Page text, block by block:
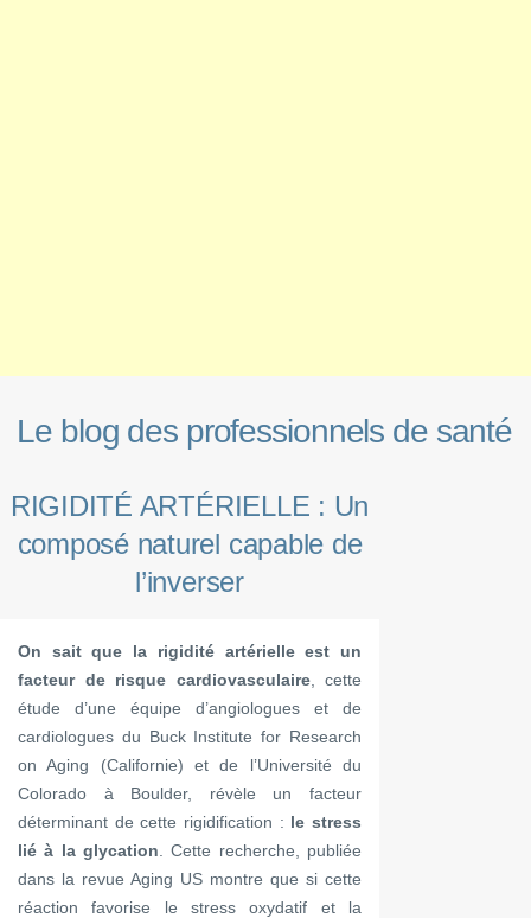
Le blog des professionnels de santé
RIGIDITÉ ARTÉRIELLE : Un
composé naturel capable de
l’inverser
On sait que la rigidité artérielle est un
facteur de risque cardiovasculaire, cette
étude d’une équipe d’angiologues et de
cardiologues du Buck Institute for Research
on Aging (Californie) et de l’Université du
Colorado à Boulder, révèle un facteur
déterminant de cette rigidification : le stress
lié à la glycation . Cette recherche, publiée
dans la revue Aging US montre que si cette
réaction favorise le stress oxydatif et la